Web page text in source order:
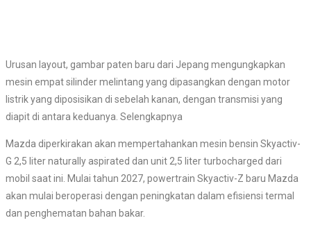
Urusan layout, gambar paten baru dari Jepang mengungkapkan
mesin empat silinder melintang yang dipasangkan dengan motor
listrik yang diposisikan di sebelah kanan, dengan transmisi yang
diapit di antara keduanya. Selengkapnya
Mazda diperkirakan akan mempertahankan mesin bensin Skyactiv-
G 2,5 liter naturally aspirated dan unit 2,5 liter turbocharged dari
mobil saat ini. Mulai tahun 2027, powertrain Skyactiv-Z baru Mazda
akan mulai beroperasi dengan peningkatan dalam efisiensi termal
dan penghematan bahan bakar.